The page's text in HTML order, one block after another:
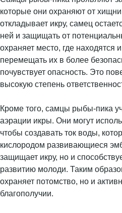
которые они охраняют от
откладывает икру, самец
ней и защищать от
охраняет место, где находятся
перемещать их в более
почувствует опасность. Это
высокую степень
Кроме того, самцы рыбы-пика
аэрации икры. Они могут
чтобы создавать ток воды,
кислородом развивающиеся
защищает икру, но и
развитию молоди. Таким
охраняет потомство, но и
благополучии.